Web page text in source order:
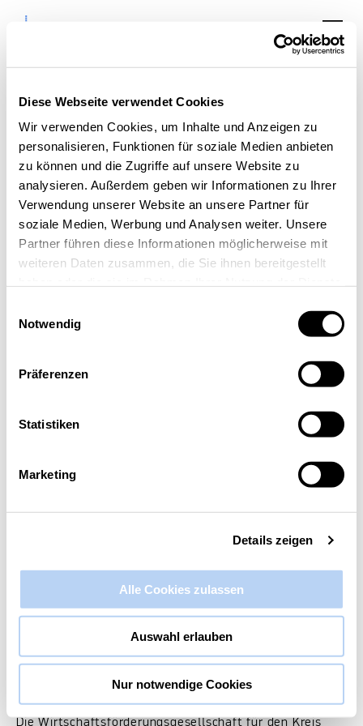
Diese Webseite verwendet Cookies
Wir verwenden Cookies, um Inhalte und Anzeigen zu
personalisieren, Funktionen für soziale Medien anbieten
zu können und die Zugriffe auf unsere Website zu
analysieren. Außerdem geben wir Informationen zu Ihrer
Verwendung unserer Website an unsere Partner für
soziale Medien, Werbung und Analysen weiter. Unsere
Partner führen diese Informationen möglicherweise mit
weiteren Daten zusammen, die Sie ihnen bereitgestellt
Notwendig
Präferenzen
Statistiken
Marketing
Details zeigen
Alle Cookies zulassen
Auswahl erlauben
Nur notwendige Cookies
im Kreis Heinsberg
Gründer:innenstammtisch im Kreis
Heinsberg
Die Wirtschaftsförderungsgesellschaft für den Kreis